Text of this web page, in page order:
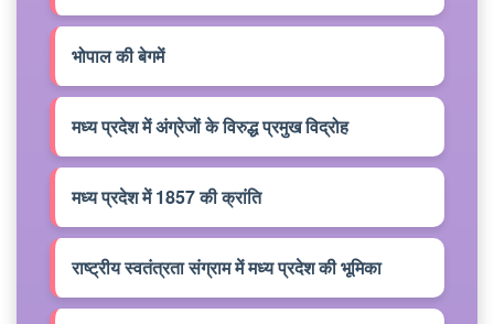
भोपाल की बेगमें
मध्य प्रदेश में अंग्रेजों के विरुद्ध प्रमुख विद्रोह
मध्य प्रदेश में 1857 की क्रांति
राष्ट्रीय स्वतंत्रता संग्राम में मध्य प्रदेश की भूमिका